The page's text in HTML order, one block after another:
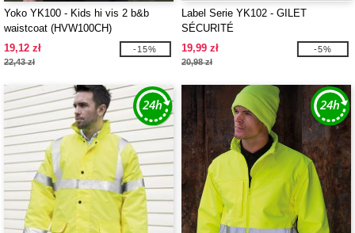
Yoko YK100 - Kids hi vis 2 b&b
waistcoat (HVW100CH)
19,12 zł
22,43 zł
-15%
Label Serie YK102 - GILET
SÉCURITÉ
19,99 zł
20,98 zł
-5%